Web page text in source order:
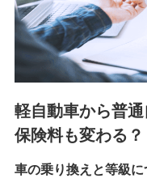
SBIペット少額短期
ssi.co.jp/)
SBIリスタ少額短期
(https://
スマートプラス少
チューリッヒ少額
(https://
(https://
軽自動車から普
保険料も変わる？
車の乗り換えと等級に